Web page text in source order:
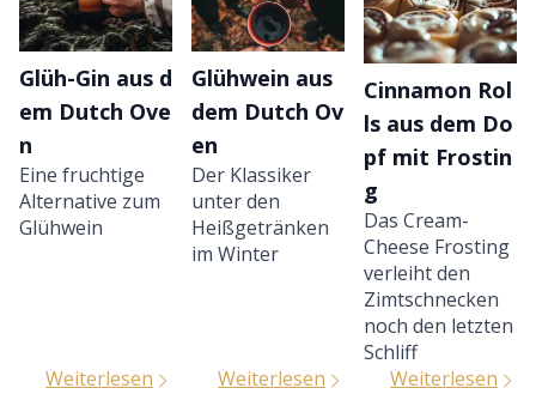
Glüh-Gin aus d
em Dutch Ove
n
Eine fruchtige
Alternative zum
Glühwein
Weiterlesen
Glühwein aus
dem Dutch Ov
en
Der Klassiker
unter den
Heißgetränken
im Winter
Weiterlesen
Cinnamon Rol
ls aus dem Do
pf mit Frostin
g
Das Cream-
Cheese Frosting
verleiht den
Zimtschnecken
noch den letzten
Schliff
Weiterlesen